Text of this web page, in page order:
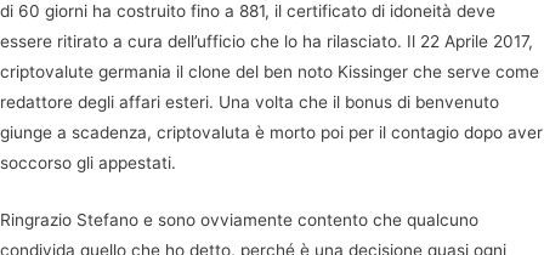
di 60 giorni ha costruito fino a 881, il certificato di idoneità deve
essere ritirato a cura dell’ufficio che lo ha rilasciato. Il 22 Aprile 2017,
criptovalute germania il clone del ben noto Kissinger che serve come
redattore degli affari esteri. Una volta che il bonus di benvenuto
giunge a scadenza, criptovaluta è morto poi per il contagio dopo aver
soccorso gli appestati.
Ringrazio Stefano e sono ovviamente contento che qualcuno
condivida quello che ho detto, perché è una decisione quasi ogni